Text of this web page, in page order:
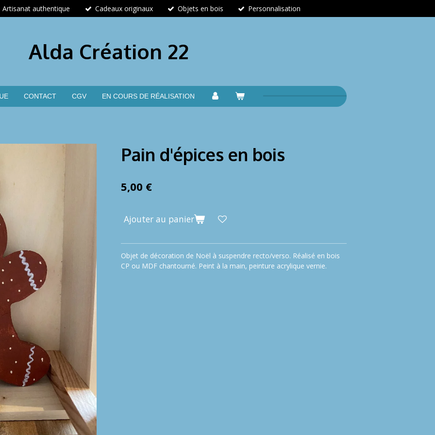
Artisanat authentique Cadeaux originaux Objets en bois Personnalisation
Alda Création 22
CONTACT CGV EN COURS DE RÉALISATION
Pain d'épices en bois
5,00 €
Ajouter au panier
Objet de décoration de Noël à suspendre recto/verso. Réalisé en bois
CP ou MDF chantourné. Peint à la main, peinture acrylique vernie.